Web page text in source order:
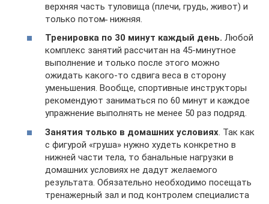
верхняя часть туловища (плечи, грудь, живот) и
только потом ̶ нижняя.
Тренировка по 30 минут каждый день. Любой
комплекс занятий рассчитан на 45-минутное
выполнение и только после этого можно
ожидать какого-то сдвига веса в сторону
уменьшения. Вообще, спортивные инструкторы
рекомендуют заниматься по 60 минут и каждое
упражнение выполнять не менее 50 раз подряд.
Занятия только в домашних условиях . Так как
с фигурой «груша» нужно худеть конкретно в
нижней части тела, то банальные нагрузки в
домашних условиях не дадут желаемого
результата. Обязательно необходимо посещать
тренажерный зал и под контролем специалиста